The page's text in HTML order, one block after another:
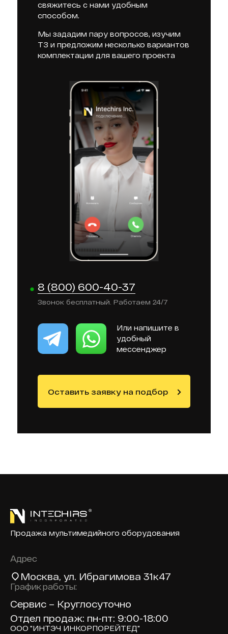
свяжитесь с нами удобным
способом.
Мы зададим пару вопросов, изучим
ТЗ и предложим несколько вариантов
комплектации для вашего проекта
8 (800) 600-40-37
Звонок бесплатный. Работаем 24/7
Или напишите в
удобный
мессенджер
Оставить заявку на подбор
Продажа мультимедийного оборудования
Адрес
Москва, ул. Ибрагимова 31к47
График работы:
Сервис – Круглосуточно
Отдел продаж: пн-пт: 9:00-18:00
ООО "ИНТЭЧ ИНКОРПОРЕЙТЕД"